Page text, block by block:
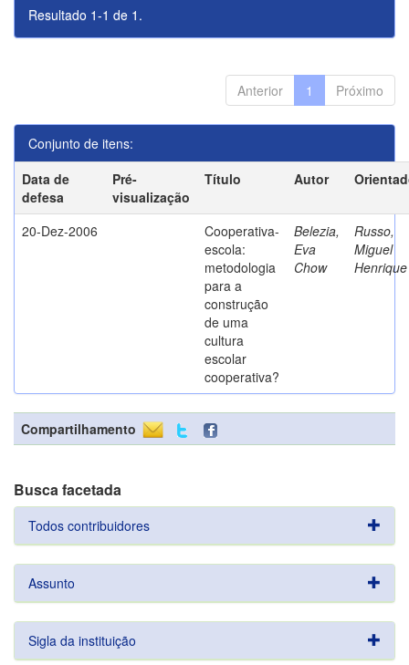
Resultado 1-1 de 1.
Anterior 1 Próximo
Conjunto de itens:
Data de
defesa
Pré-
visualização
Título Autor
20-Dez-2006
Cooperativa-
escola:
metodologia
para a
construção
de uma
cultura
escolar
cooperativa?
Belezia,
Eva
Chow
Russo,
Miguel
Henrique
Compartilhamento
Busca facetada
Todos contribuidores
Assunto
Sigla da instituição